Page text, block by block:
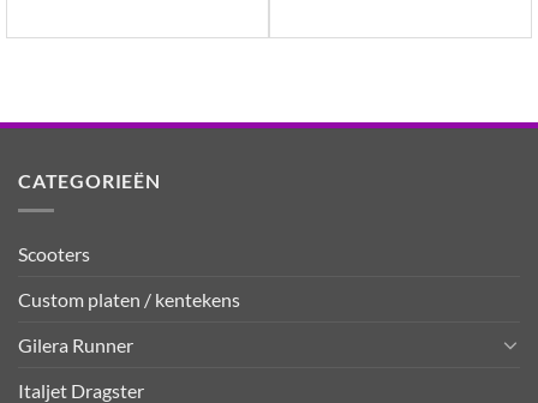
CATEGORIEËN
Scooters
Custom platen / kentekens
Gilera Runner
Italjet Dragster